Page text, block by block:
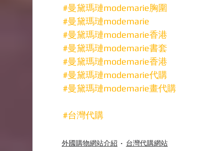
#曼黛瑪璉modemarie胸圍
#曼黛瑪璉modemarie
#曼黛瑪璉modemarie香港
#曼黛瑪璉modemarie書套
#曼黛瑪璉modemarie香港
#曼黛瑪璉modemarie代購
#曼黛瑪璉modemarie畫代購
#台灣代購
外國購物網站介紹 台灣代購網站